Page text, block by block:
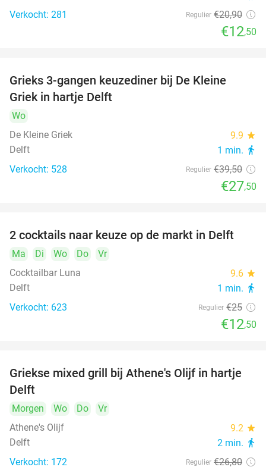
Verkocht: 281 Regulier €20,90
€12,50
Grieks 3-gangen keuzediner bij De Kleine
Griek in hartje Delft
Wo
De Kleine Griek
9.9 star
Delft 1 min. directions_walk
Verkocht: 528 Regulier €39,50
€27,50
50%
2 cocktails naar keuze op de markt in Delft
Ma Di Wo Do
Vr
Cocktailbar Luna
9.6 star
Delft 1 min. directions_walk
Verkocht: 623 Regulier €25
€12,50
26%
Griekse mixed grill bij Athene's Olijf in hartje
Delft
Morgen Wo Do
Vr
Athene's Olijf
9.2 star
Delft 2 min. directions_walk
Verkocht: 172 Regulier €26,80